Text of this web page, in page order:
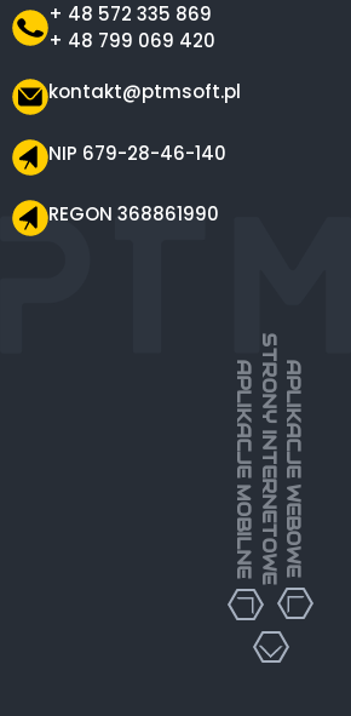
+ 48 572 335 869
+ 48 799 069 420
kontakt@ptmsoft.pl
NIP 679-28-46-140
REGON 368861990
APLIKACJE MOBILNESTRONY INTERNETOWEAPLIKACJE WEBOWE